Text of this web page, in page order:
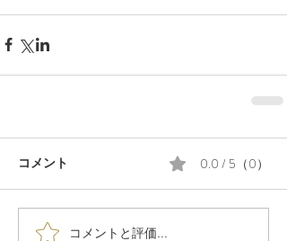
コメント 0.0 / 5（0）
コメントと評価...